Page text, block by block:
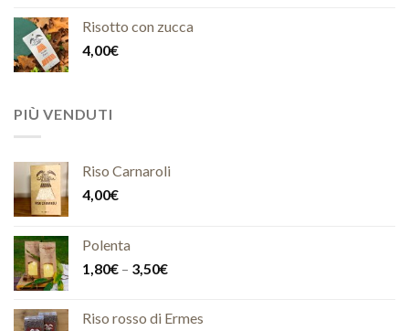
Risotto con zucca
4,00€
PIÙ VENDUTI
Riso Carnaroli
4,00€
Polenta
1,80€ – 3,50€
Riso rosso di Ermes